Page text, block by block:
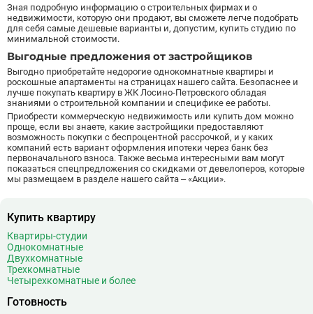
Зная подробную информацию о строительных фирмах и о
недвижимости, которую они продают, вы сможете легче подобрать
для себя самые дешевые варианты и, допустим, купить студию по
минимальной стоимости.
Выгодные предложения от застройщиков
Выгодно приобретайте недорогие однокомнатные квартиры и
роскошные апартаменты на страницах нашего сайта. Безопаснее и
лучше покупать квартиру в ЖК Лосино-Петровского обладая
знаниями о строительной компании и специфике ее работы.
Приобрести коммерческую недвижимость или купить дом можно
проще, если вы знаете, какие застройщики предоставляют
возможность покупки с беспроцентной рассрочкой, и у каких
компаний есть вариант оформления ипотеки через банк без
первоначального взноса. Также весьма интересными вам могут
показаться спецпредложения со скидками от девелоперов, которые
мы размещаем в разделе нашего сайта – «Акции».
Купить квартиру
Квартиры-студии
Однокомнатные
Двухкомнатные
Трехкомнатные
Четырехкомнатные и более
Готовность